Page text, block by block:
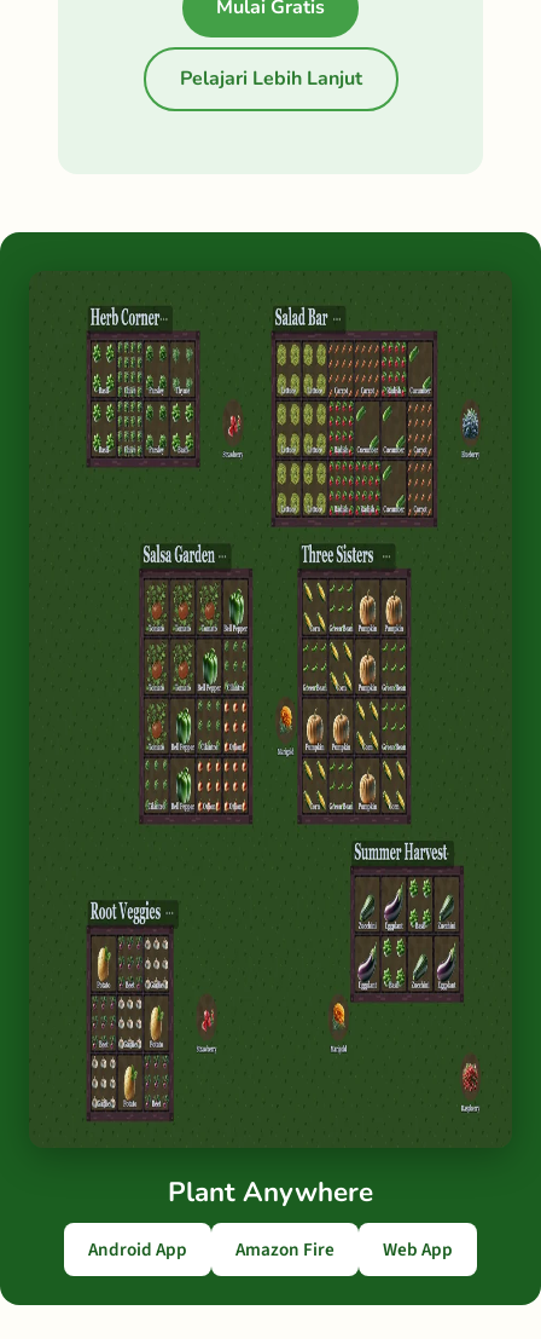
Mulai Gratis
Pelajari Lebih Lanjut
Plant Anywhere
Android App Amazon Fire Web App